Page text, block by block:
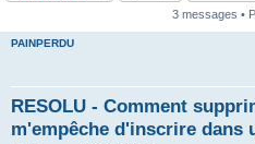
3 messages •
PAINPERDU
RESOLU - Comment
m'empêche d'inscrire dans